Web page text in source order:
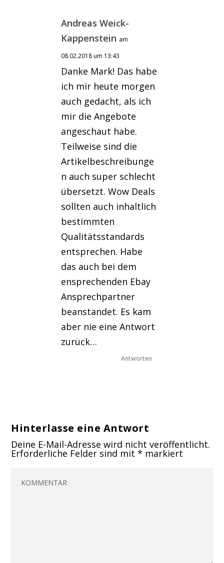
Andreas Weick-
Kappenstein am
08.02.2018 um 13:43
Danke Mark! Das habe
ich mir heute morgen
auch gedacht, als ich
mir die Angebote
angeschaut habe.
Teilweise sind die
Artikelbeschreibunge
n auch super schlecht
übersetzt. Wow Deals
sollten auch inhaltlich
bestimmten
Qualitätsstandards
entsprechen. Habe
das auch bei dem
ensprechenden Ebay
Ansprechpartner
beanstandet. Es kam
aber nie eine Antwort
zurück…
Antworten
Hinterlasse eine Antwort
Deine E-Mail-Adresse wird nicht veröffentlicht.
Erforderliche Felder sind mit* markiert